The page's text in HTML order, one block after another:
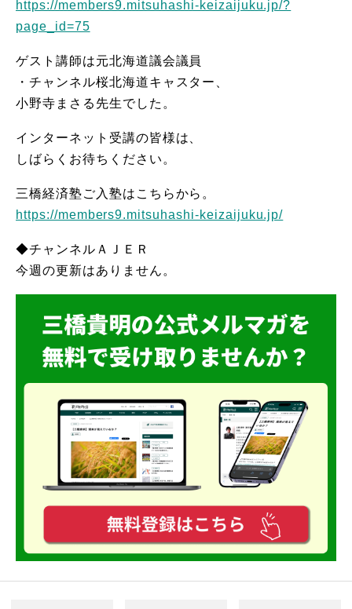
https://members9.mitsuhashi-keizaijuku.jp/?
page_id=75
ゲスト講師は元北海道議会議員
・チャンネル桜北海道キャスター、
小野寺まさる先生でした。
インターネット受講の皆様は、
しばらくお待ちください。
三橋経済塾ご入塾はこちらから。
https://members9.mitsuhashi-keizaijuku.jp/
◆チャンネルＡＪＥＲ
今週の更新はありません。